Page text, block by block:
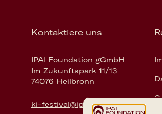
Kontaktiere uns
IPAI Foundation gGmbH
Im Zukunftspark 11/13
74076 Heilbronn
ki-festival@ipai-foundation.ai